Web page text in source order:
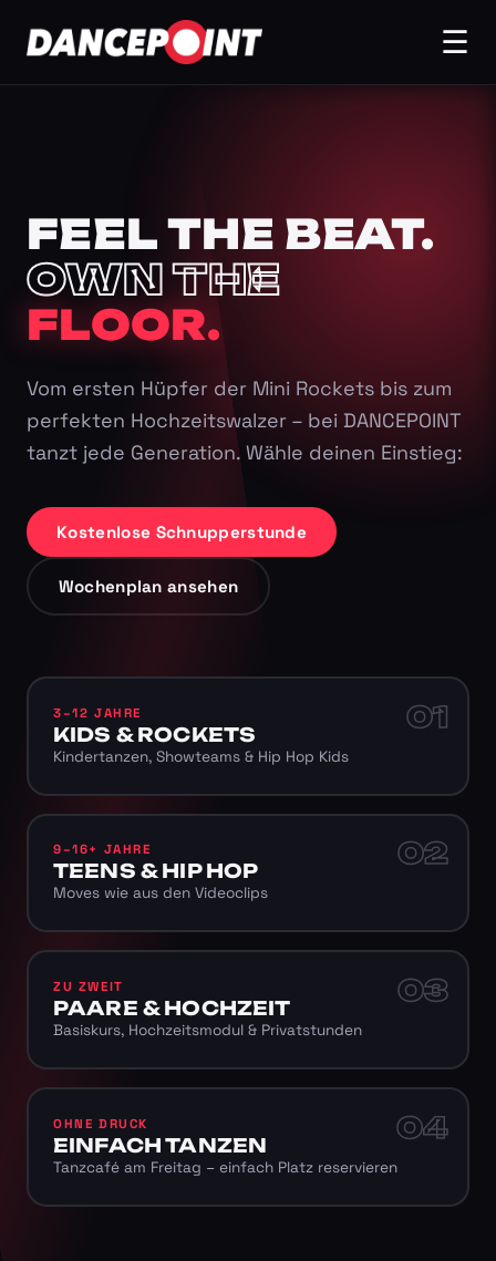
☰
FEEL THE BEAT.
OWN THE
FLOOR.
Vom ersten Hüpfer der Mini Rockets bis zum
perfekten Hochzeitswalzer – bei DANCEPOINT
tanzt jede Generation. Wähle deinen Einstieg:
Kostenlose Schnupperstunde
Wochenplan ansehen
01
3–12 JAHRE
KIDS & ROCKETS
Kindertanzen, Showteams & Hip Hop Kids
02
9–16+ JAHRE
TEENS & HIP HOP
Moves wie aus den Videoclips
03
ZU ZWEIT
PAARE & HOCHZEIT
Basiskurs, Hochzeitsmodul & Privatstunden
04
OHNE DRUCK
EINFACH TANZEN
Tanzcafé am Freitag – einfach Platz reservieren